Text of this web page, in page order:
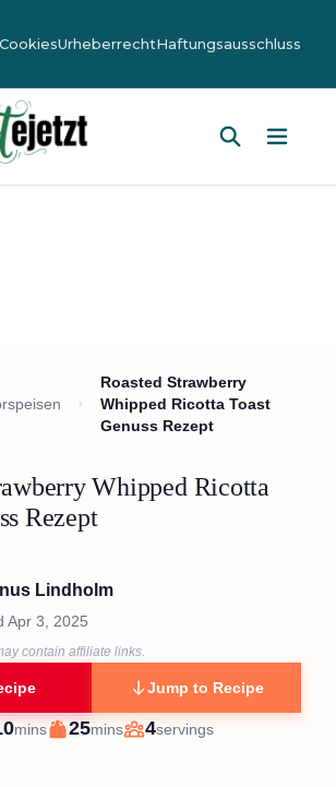
CookiesUrheberrechtHaftungsausschluss
Roasted Strawberry
Whipped Ricotta Toast
Genuss Rezept
Whipped Ricotta
Rezept
Lindholm
Apr 3, 2025
contain affiliate links.
Jump to Recipe
minutes
mins
Cook
25minutes
mins
Servings
4servings